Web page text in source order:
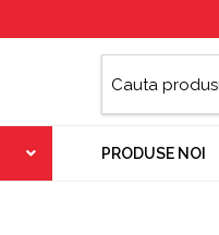
PRODUSE NOI